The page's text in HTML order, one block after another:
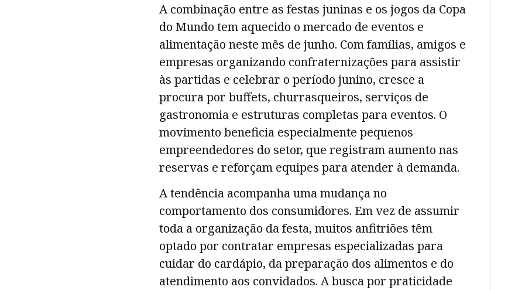
A combinação entre as festas juninas e os jogos da Copa
do Mundo tem aquecido o mercado de eventos e
alimentação neste mês de junho. Com famílias, amigos e
empresas organizando confraternizações para assistir
às partidas e celebrar o período junino, cresce a
procura por buffets, churrasqueiros, serviços de
gastronomia e estruturas completas para eventos. O
movimento beneficia especialmente pequenos
empreendedores do setor, que registram aumento nas
reservas e reforçam equipes para atender à demanda.
A tendência acompanha uma mudança no
comportamento dos consumidores. Em vez de assumir
toda a organização da festa, muitos anfitriões têm
optado por contratar empresas especializadas para
cuidar do cardápio, da preparação dos alimentos e do
atendimento aos convidados. A busca por praticidade